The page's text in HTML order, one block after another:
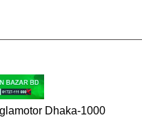
Dhaka-1000